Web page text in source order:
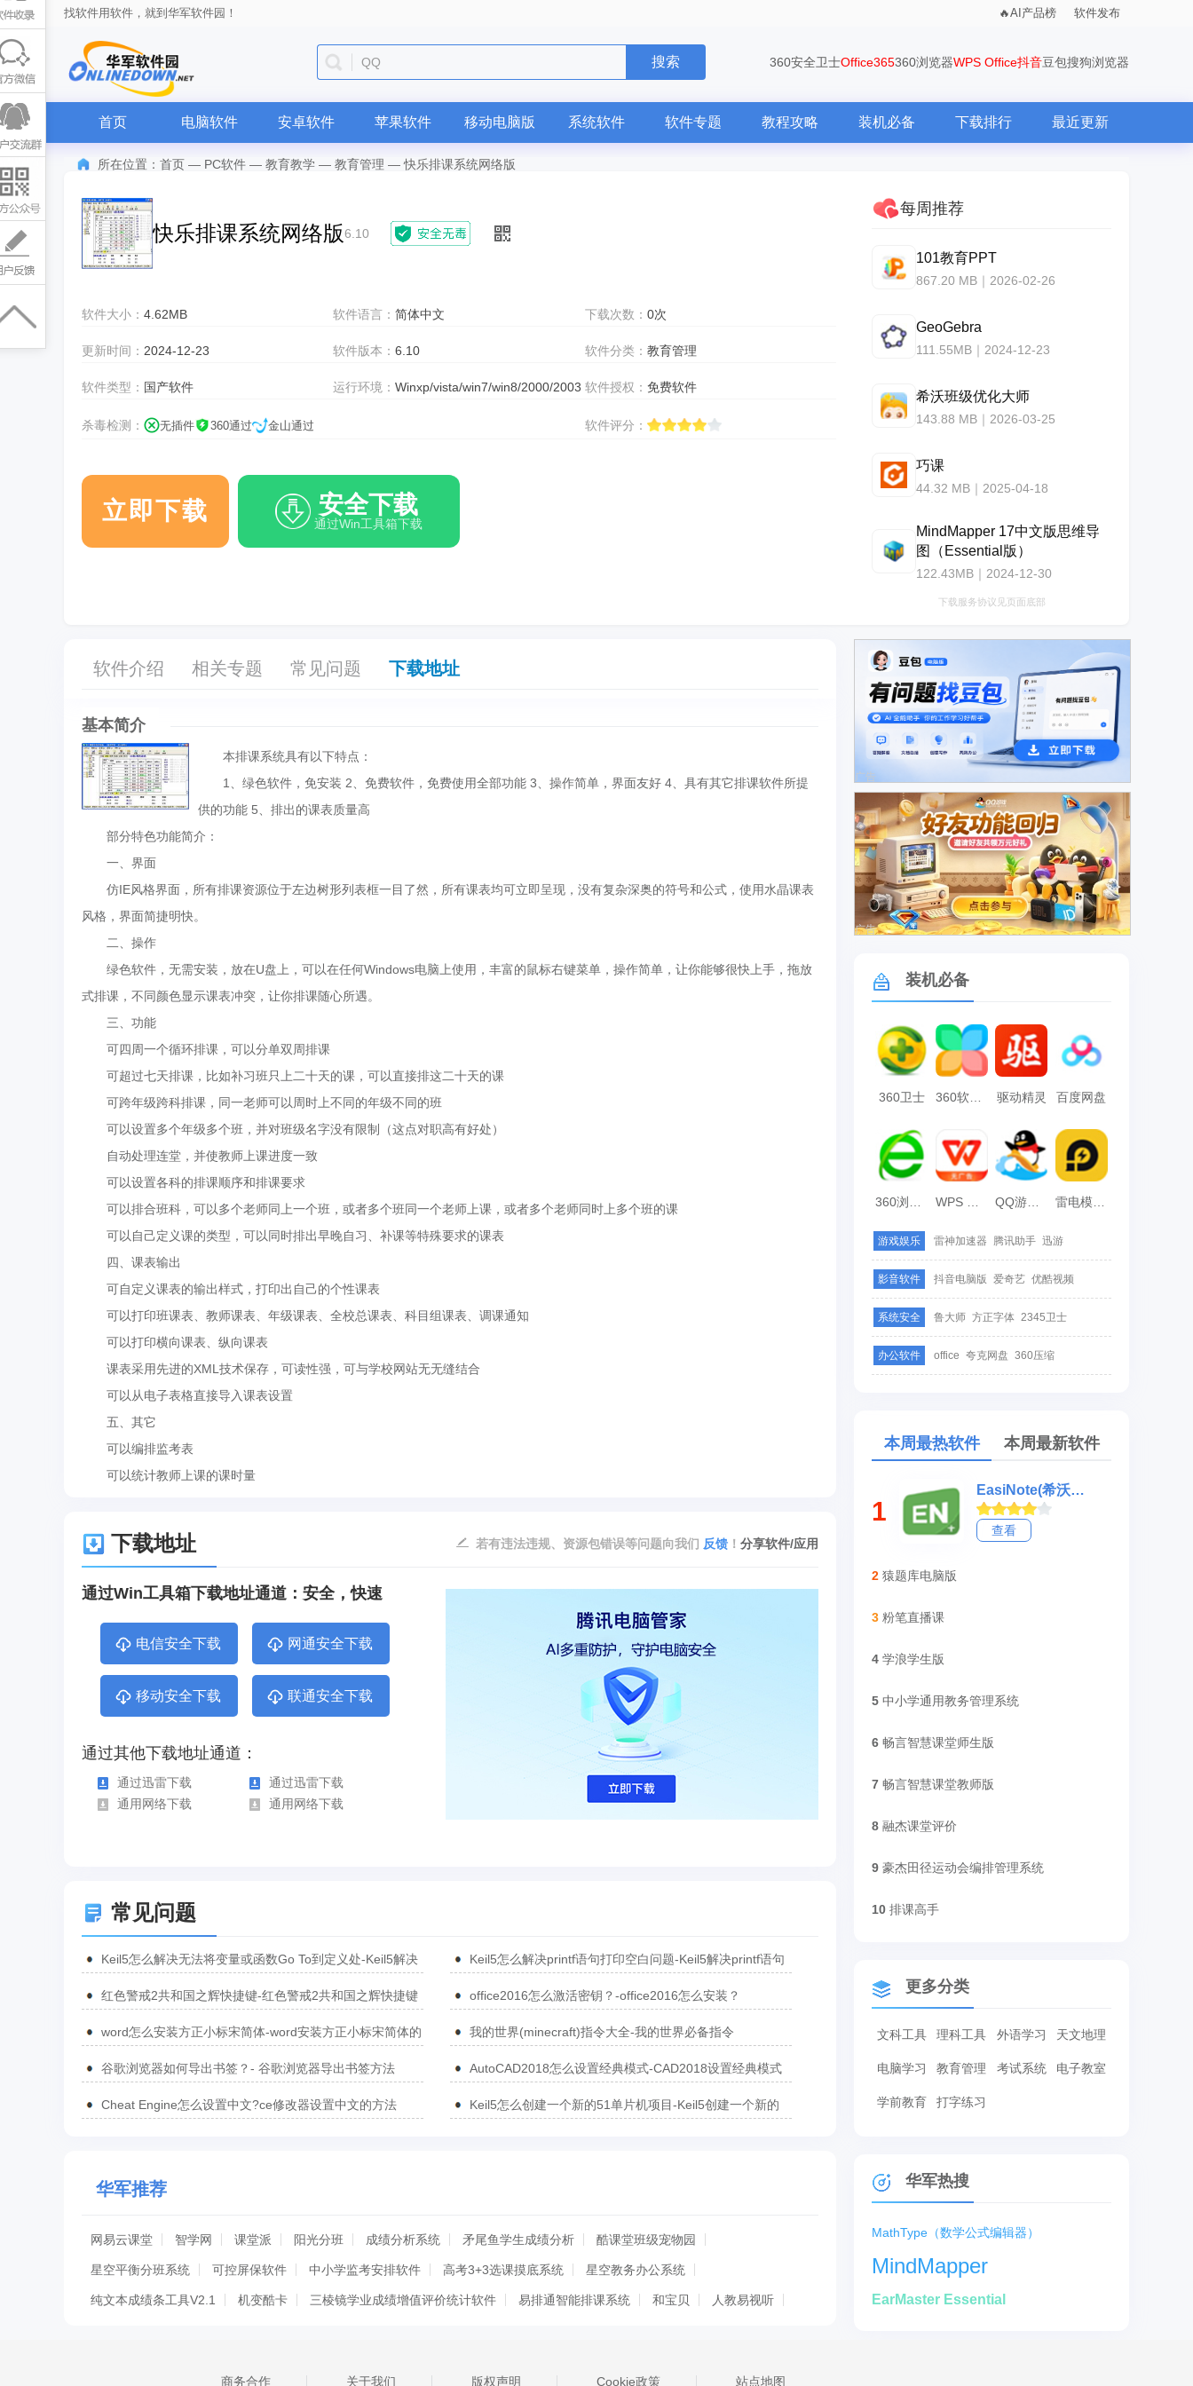
找软件用软件，就到华军软件园！ AI产品榜 软件发布
QQ 搜索 360安全卫士Office365360浏览器WPS Office抖音豆包搜狗浏览器
首页 电脑软件 安卓软件 苹果软件 移动电脑版 系统软件 软件专题 教程攻略 装机必备 下载排行 最近更新
所在位置： 首页 — PC软件 — 教育教学 — 教育管理 —快乐排课系统网络版
快乐排课系统网络版6.10
软件大小： 4.62MB 软件语言：简体中文 下载次数： 0次
更新时间： 2024-12-23 软件版本：6.10 软件分类： 教育管理
软件类型： 国产软件 运行环境：Winxp/vista/win7/win8/2000/2003 软件授权： 免费软件
杀毒检测： 无插件 360通过 金山通过 软件评分：
立即下载 安全下载
通过Win工具箱下载
每周推荐
101教育PPT
867.20 MB｜2026-02-26
GeoGebra
111.55MB｜2024-12-23
希沃班级优化大师
143.88 MB｜2026-03-25
巧课
44.32 MB｜2025-04-18
MindMapper 17中文版思维导
图（Essential版）
122.43MB｜2024-12-30
下载服务协议见页面底部
软件介绍 相关专题 常见问题 下载地址
基本简介
本排课系统具有以下特点：
1、绿色软件，免安装 2、免费软件，免费使用全部功能 3、操作简单，界面友好 4、具有其它排课软件所提
供的功能 5、排出的课表质量高
部分特色功能简介：
一、界面
仿IE风格界面，所有排课资源位于左边树形列表框一目了然，所有课表均可立即呈现，没有复杂深奥的符号和公式，使用水晶课表
风格，界面简捷明快。
二、操作
绿色软件，无需安装，放在U盘上，可以在任何Windows电脑上使用，丰富的鼠标右键菜单，操作简单，让你能够很快上手，拖放
式排课，不同颜色显示课表冲突，让你排课随心所遇。
三、功能
可四周一个循环排课，可以分单双周排课
可超过七天排课，比如补习班只上二十天的课，可以直接排这二十天的课
可跨年级跨科排课，同一老师可以周时上不同的年级不同的班
可以设置多个年级多个班，并对班级名字没有限制（这点对职高有好处）
自动处理连堂，并使教师上课进度一致
可以设置各科的排课顺序和排课要求
可以排合班科，可以多个老师同上一个班，或者多个班同一个老师上课，或者多个老师同时上多个班的课
可以自己定义课的类型，可以同时排出早晚自习、补课等特殊要求的课表
四、课表输出
可自定义课表的输出样式，打印出自己的个性课表
可以打印班课表、教师课表、年级课表、全校总课表、科目组课表、调课通知
可以打印横向课表、纵向课表
课表采用先进的XML技术保存，可读性强，可与学校网站无无缝结合
可以从电子表格直接导入课表设置
五、其它
可以编排监考表
可以统计教师上课的课时量
下载地址 分享软件/应用
若有违法违规、资源包错误等问题向我们 反馈 ！
通过Win工具箱下载地址通道：安全，快速
电信安全下载 网通安全下载
移动安全下载 联通安全下载
通过其他下载地址通道：
通过迅雷下载
通过迅雷下载
通用网络下载
通用网络下载
常见问题
Keil5怎么解决无法将变量或函数Go To到定义处-Keil5解决
Keil5怎么解决printf语句打印空白问题-Keil5解决printf语句
红色警戒2共和国之辉快捷键-红色警戒2共和国之辉快捷键
office2016怎么激活密钥？-office2016怎么安装？
word怎么安装方正小标宋简体-word安装方正小标宋简体的
我的世界(minecraft)指令大全-我的世界必备指令
谷歌浏览器如何导出书签？- 谷歌浏览器导出书签方法
AutoCAD2018怎么设置经典模式-CAD2018设置经典模式
Cheat Engine怎么设置中文?ce修改器设置中文的方法
Keil5怎么创建一个新的51单片机项目-Keil5创建一个新的
华军推荐
网易云课堂 智学网 课堂派 阳光分班 成绩分析系统 矛尾鱼学生成绩分析 酷课堂班级宠物园
星空平衡分班系统 可控屏保软件 中小学监考安排软件 高考3+3选课摸底系统 星空教务办公系统
纯文本成绩条工具V2.1 机变酷卡 三棱镜学业成绩增值评价统计软件 易排通智能排课系统 和宝贝 人教易视听
广告
广告
装机必备
360卫士 360软件管家 驱动精灵 百度网盘
雷电模拟器
游戏娱乐 雷神加速器 腾讯助手 迅游
影音软件 抖音电脑版 爱奇艺 优酷视频
系统安全 鲁大师 方正字体 2345卫士
办公软件 office 夸克网盘 360压缩
本周最热软件 本周最新软件
1
EasiNote(希沃白板5)
查看
2 猿题库电脑版
3 粉笔直播课
4 学浪学生版
5 中小学通用教务管理系统
6 畅言智慧课堂师生版
7 畅言智慧课堂教师版
8 融杰课堂评价
9 豪杰田径运动会编排管理系统
10 排课高手
更多分类
文科工具 理科工具 外语学习 天文地理
电脑学习 教育管理 考试系统 电子教室
学前教育 打字练习
华军热搜
MathType（数学公式编辑器）
MindMapper
EarMaster Essential
商务合作 关于我们 版权声明 Cookie政策 站点地图